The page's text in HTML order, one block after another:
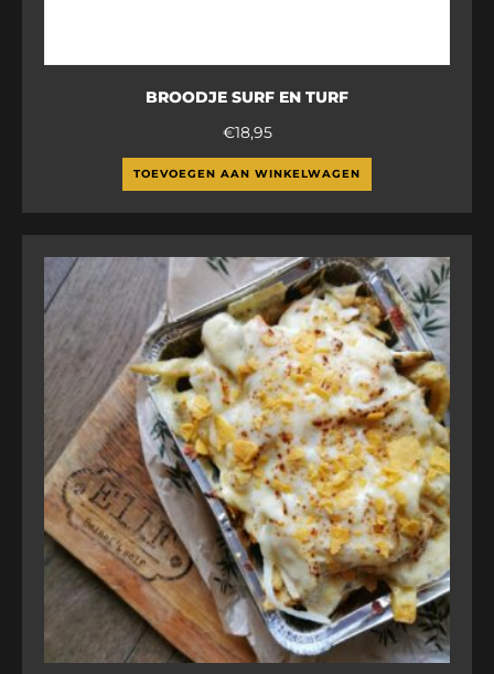
BROODJE SURF EN TURF
€18,95
TOEVOEGEN AAN WINKELWAGEN